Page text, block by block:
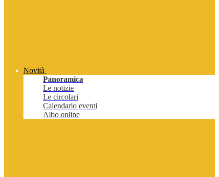
Novità
Panoramica
Le notizie
Le circolari
Calendario eventi
Albo online